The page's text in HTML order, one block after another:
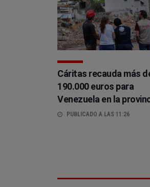
Cáritas recauda más
190.000 euros para
Venezuela en la
PUBLICADO A LAS 11:26